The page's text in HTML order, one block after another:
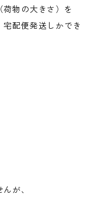
物の大きさ）を
配便発送しかでき
が、